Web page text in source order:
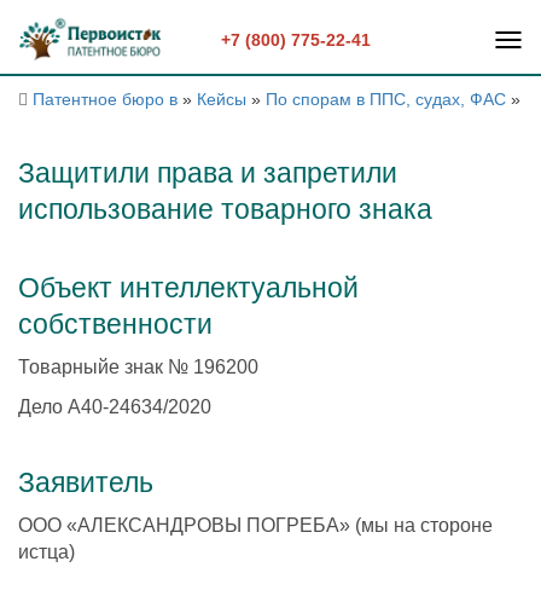
+7 (800) 775-22-41
Патентное бюро в » Кейсы » По спорам в ППС, судах, ФАС »
Защитили права и запретили
использование товарного знака
Объект интеллектуальной
собственности
Товарныйе знак № 196200
Дело А40-24634/2020
Заявитель
ООО «АЛЕКСАНДРОВЫ ПОГРЕБА» (мы на стороне
истца)